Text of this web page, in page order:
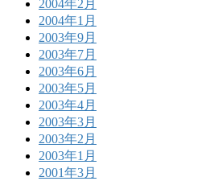
2004年2月
2004年1月
2003年9月
2003年7月
2003年6月
2003年5月
2003年4月
2003年3月
2003年2月
2003年1月
2001年3月